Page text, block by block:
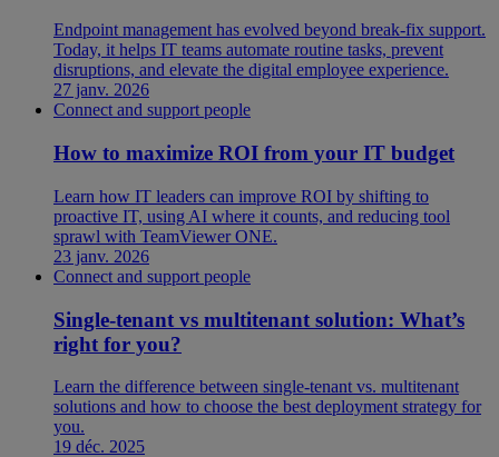
Endpoint management has evolved beyond break-fix support.
Today, it helps IT teams automate routine tasks, prevent
disruptions, and elevate the digital employee experience.
27 janv. 2026
Connect and support people
How to maximize ROI from your IT budget
Learn how IT leaders can improve ROI by shifting to
proactive IT, using AI where it counts, and reducing tool
sprawl with TeamViewer ONE.
23 janv. 2026
Connect and support people
Single-tenant vs multitenant solution: What’s
right for you?
Learn the difference between single-tenant vs. multitenant
solutions and how to choose the best deployment strategy for
you.
19 déc. 2025